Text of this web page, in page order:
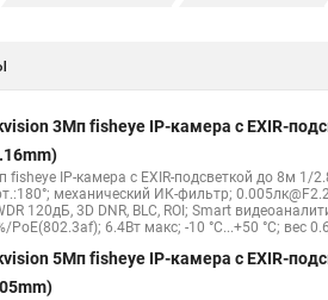
Видеокамеры hikvision ds
Hikvision камера ds 2cd2023g0 i
Hikvision купольная Нikvision
3Мп fisheye IP-камера c EXIR-
fisheye IP-камера c EXIR-подсветкой до 8м 1/
механический ИК-фильтр;
120дБ, 3D DNR, BLC, ROI; Smart
PoE(802.3af); 6.4Вт макс; -10 °C...+50 °C; вес
5Мп fisheye IP-камера c EXIR-